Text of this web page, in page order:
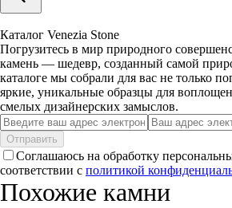
Каталог Venezia Stone
Погрузитесь в мир природного
камень — шедевр, созданный самой
каталоге мы собрали для вас не только
яркие, уникальные образцы для
смелых дизайнерских замыслов.
Отправить
Соглашаюсь на обработку
соответствии с политикой
Похожие камни